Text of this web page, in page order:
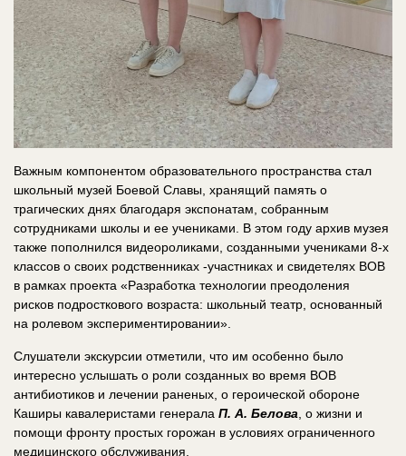
Важным компонентом образовательного пространства стал
школьный музей Боевой Славы, хранящий память о
трагических днях благодаря экспонатам, собранным
сотрудниками школы и ее учениками. В этом году архив музея
также пополнился видеороликами, созданными учениками 8-х
классов о своих родственниках -участниках и свидетелях ВОВ
в рамках проекта «Разработка технологии преодоления
рисков подросткового возраста: школьный театр, основанный
на ролевом экспериментировании».
Слушатели экскурсии отметили, что им особенно было
интересно услышать о роли созданных во время ВОВ
антибиотиков и лечении раненых, о героической обороне
Каширы кавалеристами генерала П. А. Белова , о жизни и
помощи фронту простых горожан в условиях ограниченного
медицинского обслуживания.